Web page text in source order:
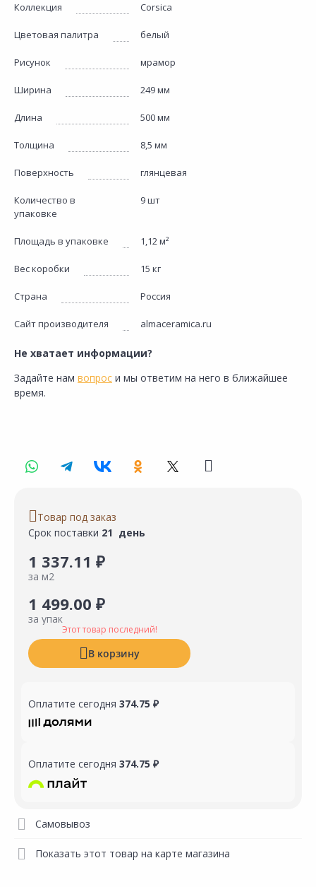
Коллекция Corsica
Цветовая палитра белый
Рисунок мрамор
Ширина 249 мм
Длина 500 мм
Толщина 8,5 мм
Поверхность глянцевая
Количество в
упаковке
9 шт
Площадь в упаковке 1,12 м²
Вес коробки 15 кг
Страна Россия
Сайт производителя almaceramica.ru
Не хватает информации?
Задайте нам вопрос и мы ответим на него в ближайшее
время.
Товар под заказ
Срок поставки 21 день
1 337.11 ₽
за м2
1 499.00 ₽
за упак
Этот товар последний!
В корзину
Оплатите сегодня 374.75 ₽
Оплатите сегодня 374.75 ₽
Самовывоз
Показать этот товар на карте магазина